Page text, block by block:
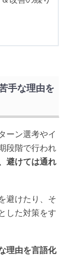
手な理由を
ーン選考やイ
段階で行われ
避けては通れ
避けたり、そ
した対策をす
理由を言語化